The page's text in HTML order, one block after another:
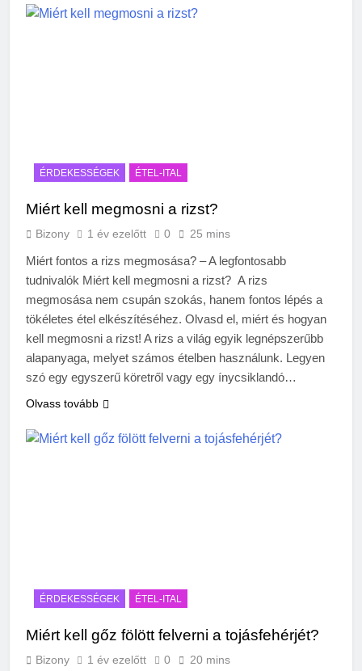
ÉRDEKESSÉGEK ÉTEL-ITAL
Miért kell megmosni a rizst?
Bizony 1 év ezelőtt 0 25 mins
Miért fontos a rizs megmosása? – A legfontosabb
tudnivalók Miért kell megmosni a rizst? A rizs
megmosása nem csupán szokás, hanem fontos lépés a
tökéletes étel elkészítéséhez. Olvasd el, miért és hogyan
kell megmosni a rizst! A rizs a világ egyik legnépszerűbb
alapanyaga, melyet számos ételben használunk. Legyen
szó egy egyszerű köretről vagy egy ínycsiklandó…
Olvass tovább
ÉRDEKESSÉGEK ÉTEL-ITAL
Miért kell gőz fölött felverni a tojásfehérjét?
Bizony 1 év ezelőtt 0 20 mins